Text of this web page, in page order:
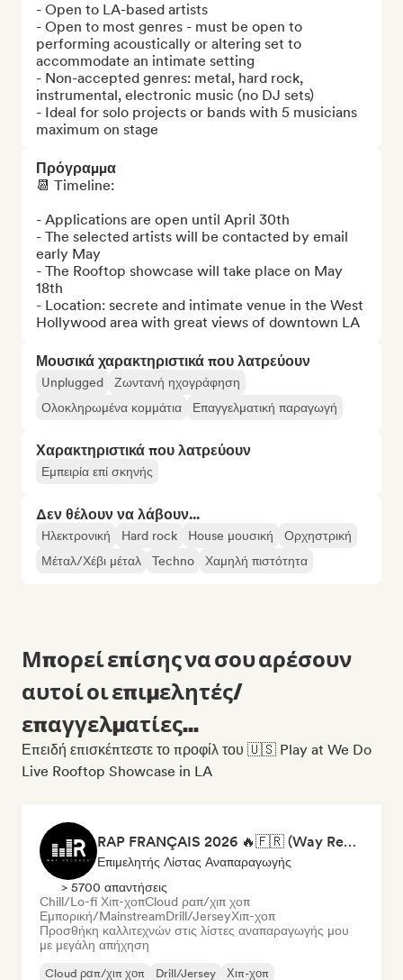
- Open to LA-based artists
- Open to most genres - must be open to
performing acoustically or altering set to
accommodate an intimate setting
- Non-accepted genres: metal, hard rock,
instrumental, electronic music (no DJ sets)
- Ideal for solo projects or bands with 5 musicians
maximum on stage
Πρόγραμμα
📆 Timeline:
- Applications are open until April 30th
- The selected artists will be contacted by email
early May
- The Rooftop showcase will take place on May
18th
- Location: secrete and intimate venue in the West
Hollywood area with great views of downtown LA
Μουσικά χαρακτηριστικά που λατρεύουν
Unplugged
Ζωντανή ηχογράφηση
Ολοκληρωμένα κομμάτια
Επαγγελματική παραγωγή
Χαρακτηριστικά που λατρεύουν
Εμπειρία επί σκηνής
Δεν θέλουν να λάβουν...
Ηλεκτρονική Hard rock House μουσική
Ορχηστρική
Μέταλ/Χέβι μέταλ
Techno Χαμηλή πιστότητα
Μπορεί επίσης να σου αρέσουν
αυτοί οι επιμελητές/
επαγγελματίες...
Επειδή επισκέπτεστε το προφίλ του 🇺🇸 Play at We Do
Live Rooftop Showcase in LA
RAP FRANÇAIS 2026 🔥🇫🇷 (Way Records)
Επιμελητής Λίστας Αναπαραγωγής
> 5700 απαντήσεις
Chill/Lo-fi Χιπ-χοπCloud ραπ/χιπ χοπ
Εμπορική/MainstreamDrill/JerseyΧιπ-χοπ
Προσθήκη καλλιτεχνών στις λίστες αναπαραγωγής μου
με μεγάλη απήχηση
Cloud ραπ/χιπ χοπ Drill/Jersey Χιπ-χοπ